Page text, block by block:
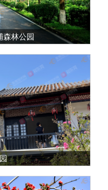
森林公园